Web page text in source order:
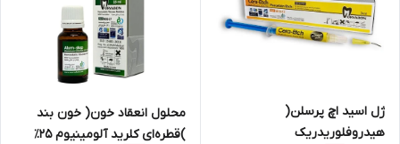
ژل اسید اچ پرسلن(
هیدروفلوریدریک
محلول انعقاد خون( خون بند
)قطره‌ای کلرید آلومینیوم ۲۵٪